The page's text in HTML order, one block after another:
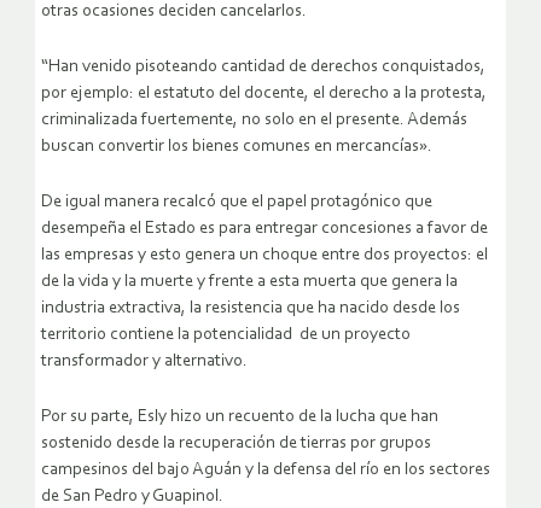
otras ocasiones deciden cancelarlos.
“Han venido pisoteando cantidad de derechos conquistados,
por ejemplo: el estatuto del docente, el derecho a la protesta,
criminalizada fuertemente, no solo en el presente. Además
buscan convertir los bienes comunes en mercancías».
De igual manera recalcó que el papel protagónico que
desempeña el Estado es para entregar concesiones a favor de
las empresas y esto genera un choque entre dos proyectos: el
de la vida y la muerte y frente a esta muerta que genera la
industria extractiva, la resistencia que ha nacido desde los
territorio contiene la potencialidad de un proyecto
transformador y alternativo.
Por su parte, Esly hizo un recuento de la lucha que han
sostenido desde la recuperación de tierras por grupos
campesinos del bajo Aguán y la defensa del río en los sectores
de San Pedro y Guapinol.